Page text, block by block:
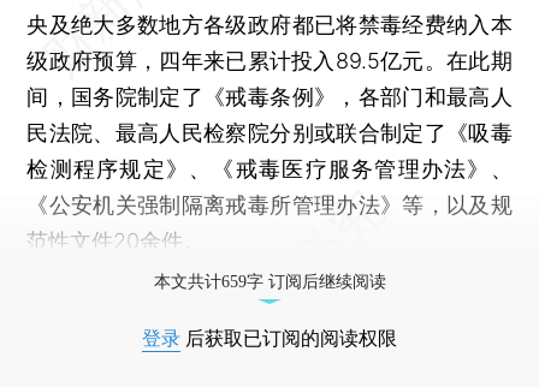
央及绝大多数地方各级政府都已将禁毒经费纳入本
级政府预算，四年来已累计投入89.5亿元。在此期
间，国务院制定了《戒毒条例》，各部门和最高人
民法院、最高人民检察院分别或联合制定了《吸毒
检测程序规定》、《戒毒医疗服务管理办法》、
《公安机关强制隔离戒毒所管理办法》等，以及规
范性文件20余件。
本文共计659字 订阅后继续阅读
登录 后获取已订阅的阅读权限